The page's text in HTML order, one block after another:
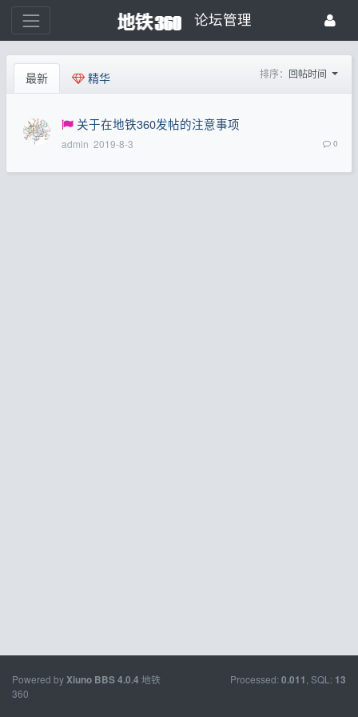
论坛管理
最新 精华 排序： 回帖时间
关于在地铁360发帖的注意事项
admin 2019-8-3 0
Powered byXiuno BBS4.0.4 地铁
360
Processed: 0.011 , SQL: 13